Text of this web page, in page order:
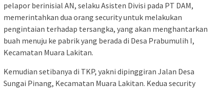
pelapor berinisial AN, selaku Asisten Divisi pada PT DAM,
memerintahkan dua orang security untuk melakukan
pengintaian terhadap tersangka, yang akan menghantarkan
buah menuju ke pabrik yang berada di Desa Prabumulih I,
Kecamatan Muara Lakitan.
Kemudian setibanya di TKP, yakni dipinggiran Jalan Desa
Sungai Pinang, Kecamatan Muara Lakitan. Kedua security